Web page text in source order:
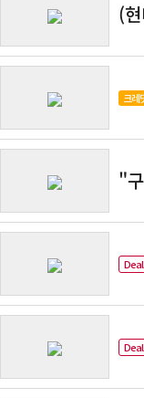
(
크레
"